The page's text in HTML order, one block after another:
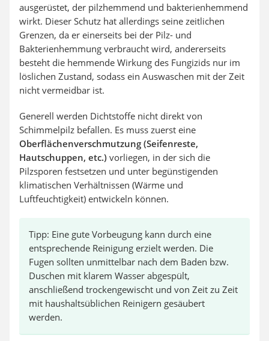
ausgerüstet, der pilzhemmend und bakterienhemmend
wirkt. Dieser Schutz hat allerdings seine zeitlichen
Grenzen, da er einerseits bei der Pilz- und
Bakterienhemmung verbraucht wird, andererseits
besteht die hemmende Wirkung des Fungizids nur im
löslichen Zustand, sodass ein Auswaschen mit der Zeit
nicht vermeidbar ist.
Generell werden Dichtstoffe nicht direkt von
Schimmelpilz befallen. Es muss zuerst eine
Oberflächenverschmutzung (Seifenreste,
Hautschuppen, etc.) vorliegen, in der sich die
Pilzsporen festsetzen und unter begünstigenden
klimatischen Verhältnissen (Wärme und
Luftfeuchtigkeit) entwickeln können.
Tipp: Eine gute Vorbeugung kann durch eine
entsprechende Reinigung erzielt werden. Die
Fugen sollten unmittelbar nach dem Baden bzw.
Duschen mit klarem Wasser abgespült,
anschließend trockengewischt und von Zeit zu Zeit
mit haushaltsüblichen Reinigern gesäubert
werden.